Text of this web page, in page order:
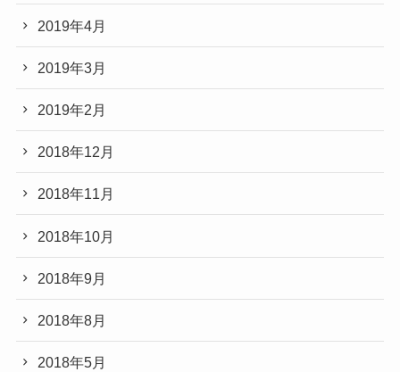
2019年4月
2019年3月
2019年2月
2018年12月
2018年11月
2018年10月
2018年9月
2018年8月
2018年5月